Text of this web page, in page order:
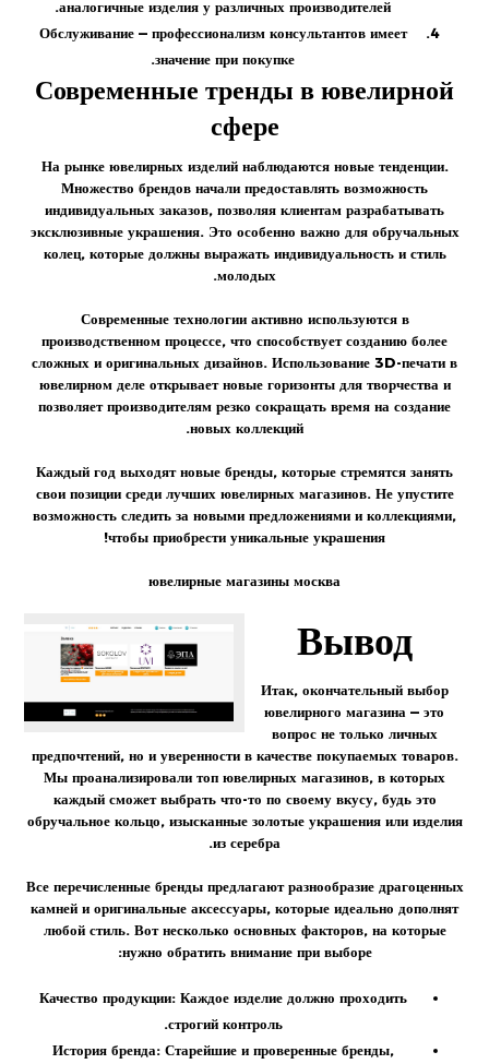
аналогичные изделия у различных производителей.
Обслуживание— профессионализм консультантов имеет
значение при покупке.
Современные тренды в ювелирной
сфере
На рынке ювелирных изделий наблюдаются новые тенденции.
Множество брендов начали предоставлять возможность
индивидуальных заказов, позволяя клиентам разрабатывать
эксклюзивные украшения. Это особенно важно для обручальных
колец, которые должны выражать индивидуальность и стиль
молодых.
Современные технологии активно используются в
производственном процессе, что способствует созданию более
сложных и оригинальных дизайнов. Использование 3D-печати в
ювелирном деле открывает новые горизонты для творчества и
позволяет производителям резко сокращать время на создание
новых коллекций.
Каждый год выходят новые бренды, которые стремятся занять
свои позиции среди лучших ювелирных магазинов. Не упустите
возможность следить за новыми предложениями и коллекциями,
чтобы приобрести уникальные украшения!
ювелирные магазины москва
Вывод
Итак, окончательный выбор
ювелирного магазина — это
вопрос не только личных
предпочтений, но и уверенности в качестве покупаемых товаров.
Мы проанализировали топ ювелирных магазинов, в которых
каждый сможет выбрать что-то по своему вкусу, будь это
обручальное кольцо, изысканные золотые украшения или изделия
из серебра
.
Все перечисленные бренды предлагают разнообразие драгоценных
камней и оригинальные аксессуары, которые идеально дополнят
любой стиль. Вот несколько основных факторов, на которые
нужно обратить внимание при выборе:
Качество продукции:Каждое изделие должно проходить
строгий контроль.
История бренда:Старейшие и проверенные бренды,